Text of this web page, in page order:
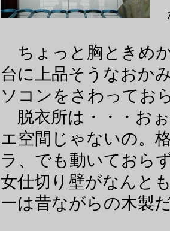
ちょっと胸ときめ
台に上品そうなおか
ソコンをさわってお
脱衣所は・・・お
エ空間じゃないの。
ラ、でも動いておら
女仕切り壁がなんと
ーは昔ながらの木製